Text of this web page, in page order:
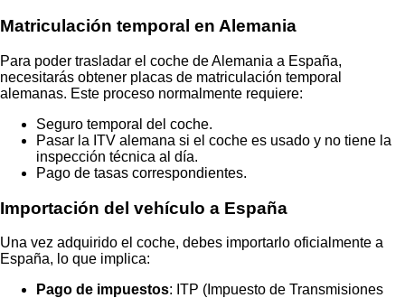
Matriculación temporal en Alemania
Para poder trasladar el coche de Alemania a España,
necesitarás obtener placas de matriculación temporal
alemanas. Este proceso normalmente requiere:
Seguro temporal del coche.
Pasar la ITV alemana si el coche es usado y no tiene la
inspección técnica al día.
Pago de tasas correspondientes.
Importación del vehículo a España
Una vez adquirido el coche, debes importarlo oficialmente a
España, lo que implica:
Pago de impuestos: ITP (Impuesto de Transmisiones